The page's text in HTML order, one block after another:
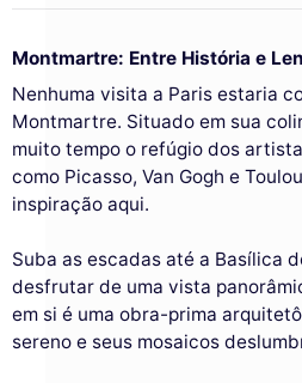
Montmartre: Entre História e
Nenhuma visita a Paris estaria
Montmartre. Situado em sua
muito tempo o refúgio dos
como Picasso, Van Gogh e
inspiração aqui.
Suba as escadas até a Basílica
desfrutar de uma vista
em si é uma obra-prima
sereno e seus mosaicos